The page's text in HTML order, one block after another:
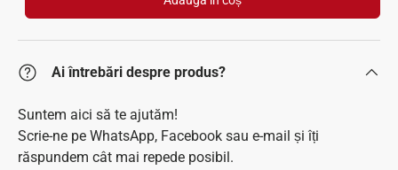
Ai întrebări despre produs?
Suntem aici să te ajutăm!
Scrie-ne pe WhatsApp, Facebook sau e-mail și îți
răspundem cât mai repede posibil.